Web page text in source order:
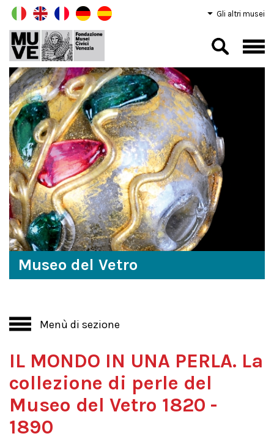
Gli altri musei
Museo del Vetro
Menù di sezione
IL MONDO IN UNA PERLA. La
collezione di perle del
Museo del Vetro 1820 -
1890